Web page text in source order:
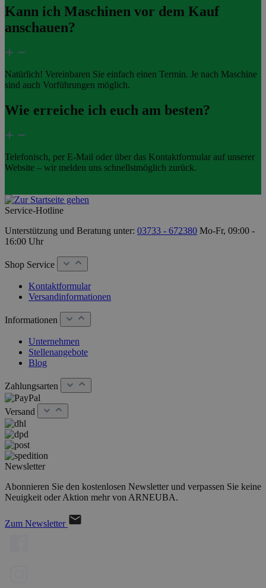
Kann ich Maschinen vor dem Kauf
anschauen?
Natürlich! Vereinbaren Sie einfach einen Termin. Je nach Maschine
sind auch Vorführungen möglich.
Wie erreiche ich euch am besten?
Telefonisch, per E-Mail oder über das Kontaktformular auf unserer
Website – wir melden uns schnellstmöglich zurück.
Service-Hotline
Unterstützung und Beratung unter: 03733 - 672380 Mo-Fr, 09:00 -
16:00 Uhr
Shop Service
Kontaktformular
Versandinformationen
Informationen
Unternehmen
Stellenangebote
Blog
Zahlungsarten
Versand
Newsletter
Abonnieren Sie den kostenlosen Newsletter und verpassen Sie keine
Neuigkeit oder Aktion mehr von ARNEUBA.
Zum Newsletter